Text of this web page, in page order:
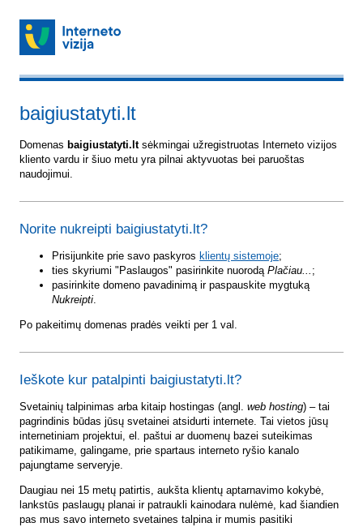
baigiustatyti.lt
Domenas baigiustatyti.ltsėkmingai užregistruotas Interneto vizijos
kliento vardu ir šiuo metu yra pilnai aktyvuotas bei paruoštas
naudojimui.
Norite nukreipti baigiustatyti.lt?
Prisijunkite prie savo paskyros klientų sistemoje;
ties skyriumi "Paslaugos" pasirinkite nuorodą Plačiau... ;
pasirinkite domeno pavadinimą ir paspauskite mygtuką
Nukreipti.
Po pakeitimų domenas pradės veikti per 1 val.
Ieškote kur patalpinti baigiustatyti.lt?
Svetainių talpinimas arba kitaip hostingas (angl. web hosting) – tai
pagrindinis būdas jūsų svetainei atsidurti internete. Tai vietos jūsų
internetiniam projektui, el. paštui ar duomenų bazei suteikimas
patikimame, galingame, prie spartaus interneto ryšio kanalo
pajungtame serveryje.
Daugiau nei 15 metų patirtis, aukšta klientų aptarnavimo kokybė,
lankstūs paslaugų planai ir patraukli kainodara nulėmė, kad šiandien
pas mus savo interneto svetaines talpina ir mumis pasitiki